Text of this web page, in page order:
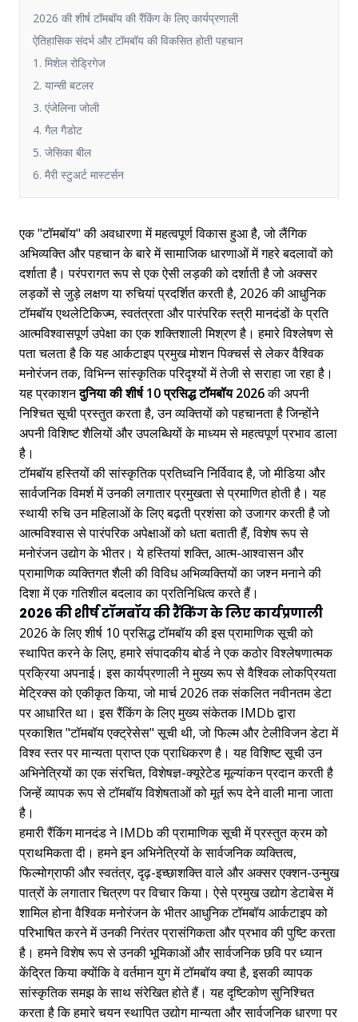
2026 की शीर्ष टॉमबॉय की रैंकिंग के लिए कार्यप्रणाली
ऐतिहासिक संदर्भ और टॉमबॉय की विकसित होती पहचान
1. मिशेल रोड्रिगेज
2. यान्सी बटलर
3. एंजेलिना जोली
4. गैल गैडोट
5. जेसिका बील
6. मैरी स्टुअर्ट मास्टर्सन
एक "टॉमबॉय" की अवधारणा में महत्वपूर्ण विकास हुआ है, जो लैंगिक
अभिव्यक्ति और पहचान के बारे में सामाजिक धारणाओं में गहरे बदलावों को
दर्शाता है। परंपरागत रूप से एक ऐसी लड़की को दर्शाती है जो अक्सर
लड़कों से जुड़े लक्षण या रुचियां प्रदर्शित करती है, 2026 की आधुनिक
टॉमबॉय एथलेटिकिज्म, स्वतंत्रता और पारंपरिक स्त्री मानदंडों के प्रति
आत्मविश्वासपूर्ण उपेक्षा का एक शक्तिशाली मिश्रण है। हमारे विश्लेषण से
पता चलता है कि यह आर्कटाइप प्रमुख मोशन पिक्चर्स से लेकर वैश्विक
मनोरंजन तक, विभिन्न सांस्कृतिक परिदृश्यों में तेजी से सराहा जा रहा है।
यह प्रकाशनदुनिया की शीर्ष 10 प्रसिद्ध टॉमबॉय 2026की अपनी
निश्चित सूची प्रस्तुत करता है, उन व्यक्तियों को पहचानता है जिन्होंने
अपनी विशिष्ट शैलियों और उपलब्धियों के माध्यम से महत्वपूर्ण प्रभाव डाला
है।
टॉमबॉय हस्तियों की सांस्कृतिक प्रतिध्वनि निर्विवाद है, जो मीडिया और
सार्वजनिक विमर्श में उनकी लगातार प्रमुखता से प्रमाणित होती है। यह
स्थायी रुचि उन महिलाओं के लिए बढ़ती प्रशंसा को उजागर करती है जो
आत्मविश्वास से पारंपरिक अपेक्षाओं को धता बताती हैं, विशेष रूप से
मनोरंजन उद्योग के भीतर। ये हस्तियां शक्ति, आत्म-आश्वासन और
प्रामाणिक व्यक्तिगत शैली की विविध अभिव्यक्तियों का जश्न मनाने की
दिशा में एक गतिशील बदलाव का प्रतिनिधित्व करते हैं।
2026 की शीर्ष टॉमबॉय की रैंकिंग के लिए कार्यप्रणाली
2026 के लिए शीर्ष 10 प्रसिद्ध टॉमबॉय की इस प्रामाणिक सूची को
स्थापित करने के लिए, हमारे संपादकीय बोर्ड ने एक कठोर विश्लेषणात्मक
प्रक्रिया अपनाई। इस कार्यप्रणाली ने मुख्य रूप से वैश्विक लोकप्रियता
मेट्रिक्स को एकीकृत किया, जो मार्च 2026 तक संकलित नवीनतम डेटा
पर आधारित था। इस रैंकिंग के लिए मुख्य संकेतक IMDb द्वारा
प्रकाशित "टॉमबॉय एक्ट्रेसेस" सूची थी, जो फिल्म और टेलीविजन डेटा में
विश्व स्तर पर मान्यता प्राप्त एक प्राधिकरण है। यह विशिष्ट सूची उन
अभिनेत्रियों का एक संरचित, विशेषज्ञ-क्यूरेटेड मूल्यांकन प्रदान करती है
जिन्हें व्यापक रूप से टॉमबॉय विशेषताओं को मूर्त रूप देने वाली माना जाता
है।
हमारी रैंकिंग मानदंड ने IMDb की प्रामाणिक सूची में प्रस्तुत क्रम को
प्राथमिकता दी। हमने इन अभिनेत्रियों के सार्वजनिक व्यक्तित्व,
फिल्मोग्राफी और स्वतंत्र, दृढ़-इच्छाशक्ति वाले और अक्सर एक्शन-उन्मुख
पात्रों के लगातार चित्रण पर विचार किया। ऐसे प्रमुख उद्योग डेटाबेस में
शामिल होना वैश्विक मनोरंजन के भीतर आधुनिक टॉमबॉय आर्कटाइप को
परिभाषित करने में उनकी निरंतर प्रासंगिकता और प्रभाव की पुष्टि करता
है। हमने विशेष रूप से उनकी भूमिकाओं और सार्वजनिक छवि पर ध्यान
केंद्रित किया क्योंकि वे वर्तमान युग में टॉमबॉय क्या है, इसकी व्यापक
सांस्कृतिक समझ के साथ संरेखित होते हैं। यह दृष्टिकोण सुनिश्चित
करता है कि हमारे चयन स्थापित उद्योग मान्यता और सार्वजनिक धारणा पर